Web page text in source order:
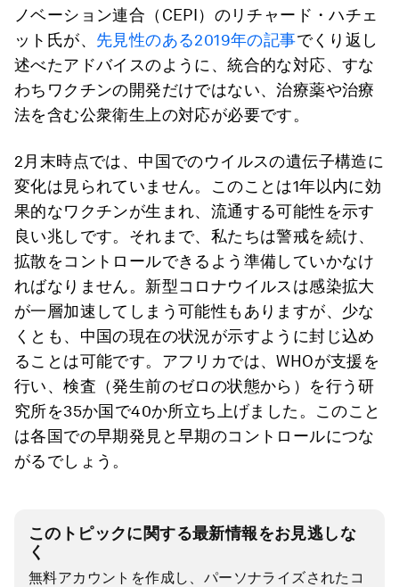
ノベーション連合（CEPI）のリチャード・ハチェ
ット氏が、 先見性のある2019年の記事でくり返し
述べたアドバイスのように、統合的な対応、すな
わちワクチンの開発だけではない、治療薬や治療
法を含む公衆衛生上の対応が必要です。
2月末時点では、中国でのウイルスの遺伝子構造に
変化は見られていません。このことは1年以内に効
果的なワクチンが生まれ、流通する可能性を示す
良い兆しです。それまで、私たちは警戒を続け、
拡散をコントロールできるよう準備していかなけ
ればなりません。新型コロナウイルスは感染拡大
が一層加速してしまう可能性もありますが、少な
くとも、中国の現在の状況が示すように封じ込め
ることは可能です。アフリカでは、WHOが支援を
行い、検査（発生前のゼロの状態から）を行う研
究所を35か国で40か所立ち上げました。このこと
は各国での早期発見と早期のコントロールにつな
がるでしょう。
このトピックに関する最新情報をお見逃しな
く
無料アカウントを作成し、パーソナライズされたコ